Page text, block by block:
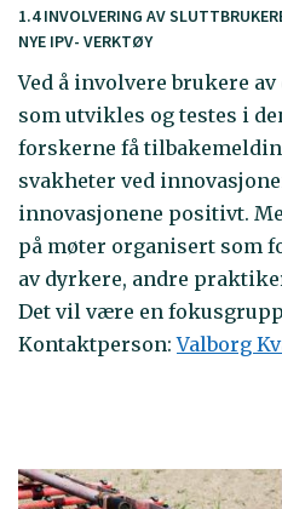
1.4 INVOLVERING AV
NYE IPV- VERKTØY
Ved å involvere brukere
som utvikles og testes i
forskerne få
svakheter ved
innovasjonene positivt.
på møter organisert som
av dyrkere, andre
Det vil være en
Kontaktperson:Valborg